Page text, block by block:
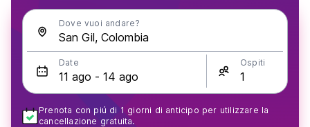
Dove vuoi andare?
Date Ospiti
Prenota con piú di 1 giorni di anticipo per utilizzare la
cancellazione gratuita.